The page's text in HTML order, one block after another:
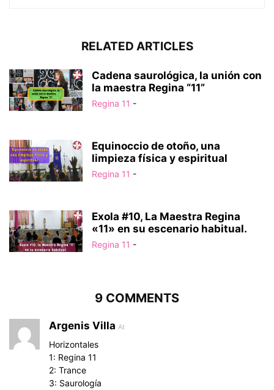
RELATED ARTICLES
Cadena saurológica, la unión con
la maestra Regina “11”
Regina 11 -
Equinoccio de otoño, una
limpieza física y espiritual
Regina 11 -
Exola #10, La Maestra Regina
«11» en su escenario habitual.
Regina 11 -
9 COMMENTS
Argenis Villa At
Horizontales
1: Regina 11
2: Trance
3: Saurología